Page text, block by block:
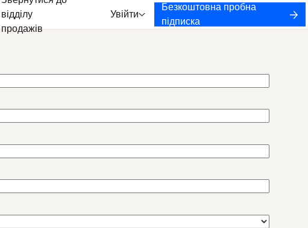
відділу
продажів
Увійти
Безкоштовна пробна
підписка